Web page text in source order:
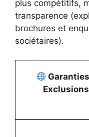
plus compétitifs,
transparence
brochures et
sociétaires).
Exclusions